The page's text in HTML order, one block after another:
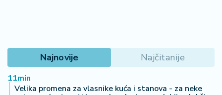
Najnovije Najčitanije
11min
Velika promena za vlasnike kuća i stanova - za neke